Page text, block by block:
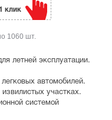
летней эксплуатации.
автомобилей.
участках.
системой
клик
1060 шт.